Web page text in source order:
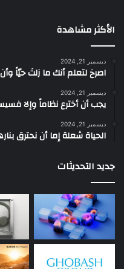
الأكثر مشاهدة
ديسمبر 21, 2024
‫اصرخ لتعلم أنك ما زلتَ حيّاً
ديسمبر 21, 2024
يجب أن أخترع نظاماً وإلا
ديسمبر 21, 2024
الحياة شعلة إما أن نحترق
جديد التحديثات